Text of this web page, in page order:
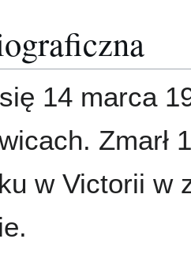
14 marca
Zmarł
w Victorii w